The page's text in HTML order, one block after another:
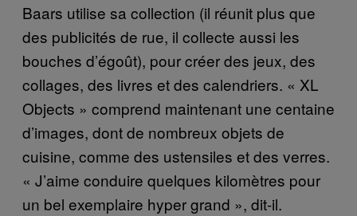
Baars utilise sa collection (il réunit plus que
des publicités de rue, il collecte aussi les
bouches d’égoût), pour créer des jeux, des
collages, des livres et des calendriers. « XL
Objects » comprend maintenant une centaine
d’images, dont de nombreux objets de
cuisine, comme des ustensiles et des verres.
« J’aime conduire quelques kilomètres pour
un bel exemplaire hyper grand », dit-il.